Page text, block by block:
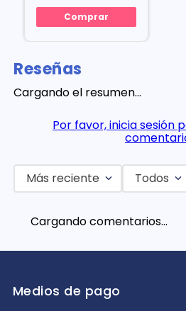
Comprar
Reseñas
Cargando el resumen…
Por favor, inicia sesión
Más reciente Todos
Cargando comentarios…
Medios de pago